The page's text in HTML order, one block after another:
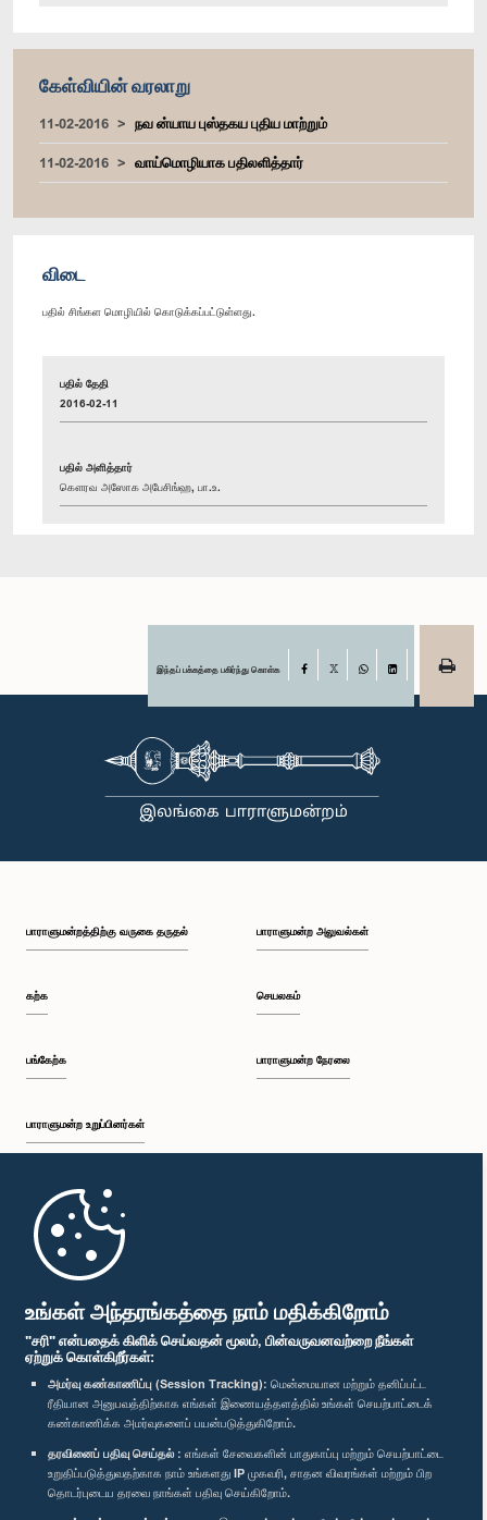
உங்கள் அந்தரங்கத்தை நாம் மதிக்கிறோம்
"சரி" என்பதைக் கிளிக் செய்வதன் மூலம், பின்வருவனவற்றை நீங்கள்
ஏற்றுக் கொள்கிறீர்கள்:
அமர்வு கண்காணிப்பு (Session Tracking): மென்மையான மற்றும் தனிப்பட்ட
ரீதியான அனுபவத்திற்காக எங்கள் இணையத்தளத்தில் உங்கள் செயற்பாட்டைக்
கண்காணிக்க அமர்வுகளைப் பயன்படுத்துகிறோம்.
தரவினைப் பதிவு செய்தல் : எங்கள் சேவைகளின் பாதுகாப்பு மற்றும் செயற்பாட்டை
உறுதிப்படுத்துவதற்காக நாம் உங்களது IP முகவரி, சாதன விவரங்கள் மற்றும் பிற
தொடர்புடைய தரவை நாங்கள் பதிவு செய்கிறோம்.
கேள்வியின் வரலாறு
11-02-2016
நவ ன்யாய புஸ்தகய புதிய மாற்றும்
11-02-2016
வாய்மொழியாக பதிலளித்தார்
விடை
பதில் சிங்கள மொழியில் கொடுக்கப்பட்டுள்ளது.
பதில் தேதி
2016-02-11
பதில் அளித்தார்
கௌரவ அஸோக அபேசிங்ஹ, பா.உ.
இந்தப் பக்கத்தை பகிர்ந்து கொள்க Facebook
பாராளுமன்றத்திற்கு வருகை தருதல்
கற்க
பங்கேற்க
பாராளுமன்ற உறுப்பினர்கள்
முதற்பக்கம்
பாராளுமன்ற அலுவல்கள்
செயலகம்
பாராளுமன்ற நேரலை
பாராளுமன்ற கையடக்க செயலி
எம்மை பின்தொடர்க :
விருதுகள்